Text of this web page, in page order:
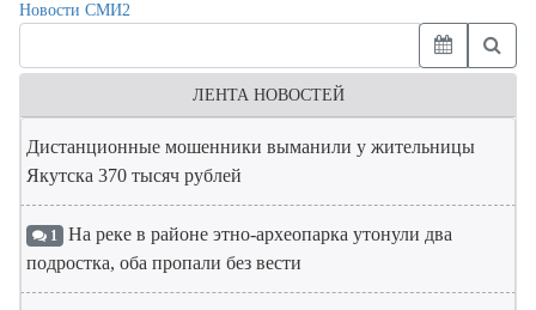
Новости СМИ2
ЛЕНТА НОВОСТЕЙ
Дистанционные мошенники выманили у жительницы
Якутска 370 тысяч рублей
1 На реке в районе этно-археопарка утонули два
подростка, оба пропали без вести